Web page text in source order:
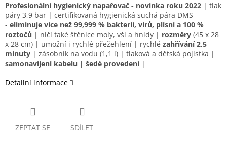
Profesionální hygienický napařovač - novinka roku 2022 | tlak
páry 3,9 bar | certifikovaná hygienická suchá pára DMS
- eliminuje více než 99,999 % bakterií, virů, plísní a 100 %
roztočů | ničí také štěnice moly, vši a hnidy | rozměry (45 x 28
x 28 cm) | umožní i rychlé přežehlení | rychlé zahřívání 2,5
minuty | zásobník na vodu (1,1 l) | tlaková a dětská pojistka |
samonavíjení kabelu | šedé provedení |
Detailní informace
ZEPTAT SE SDÍLET